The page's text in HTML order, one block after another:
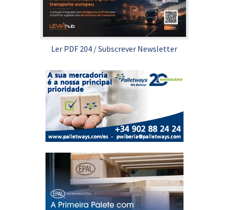
Ler PDF 204 /Subscrever Newsletter